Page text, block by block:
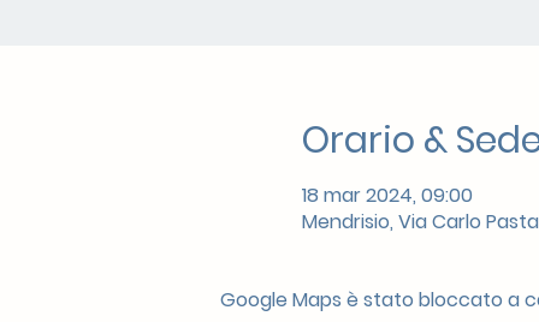
Orario &
18 mar 2024, 09:00
Mendrisio, Via Carlo
Google Maps è stato bloccato a